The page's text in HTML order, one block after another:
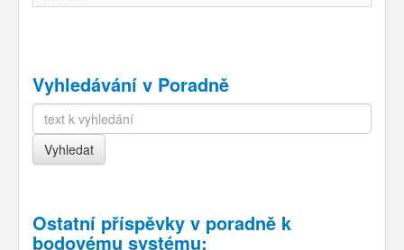
Vyhledávání v Poradně
Ostatní příspěvky v poradně k
bodovému systému: